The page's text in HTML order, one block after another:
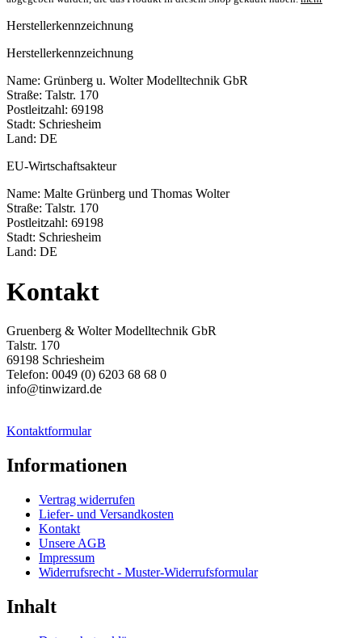
Herstellerkennzeichnung
Herstellerkennzeichnung
Name: Grünberg u. Wolter Modelltechnik GbR
Straße: Talstr. 170
Postleitzahl: 69198
Stadt: Schriesheim
Land: DE
EU-Wirtschaftsakteur
Name: Malte Grünberg und Thomas Wolter
Straße: Talstr. 170
Postleitzahl: 69198
Stadt: Schriesheim
Land: DE
Kontakt
Gruenberg & Wolter Modelltechnik GbR
Talstr. 170
69198 Schriesheim
Telefon: 0049 (0) 6203 68 68 0
info@tinwizard.de
Kontaktformular
Informationen
Vertrag widerrufen
Liefer- und Versandkosten
Kontakt
Unsere AGB
Impressum
Widerrufsrecht - Muster-Widerrufsformular
Inhalt